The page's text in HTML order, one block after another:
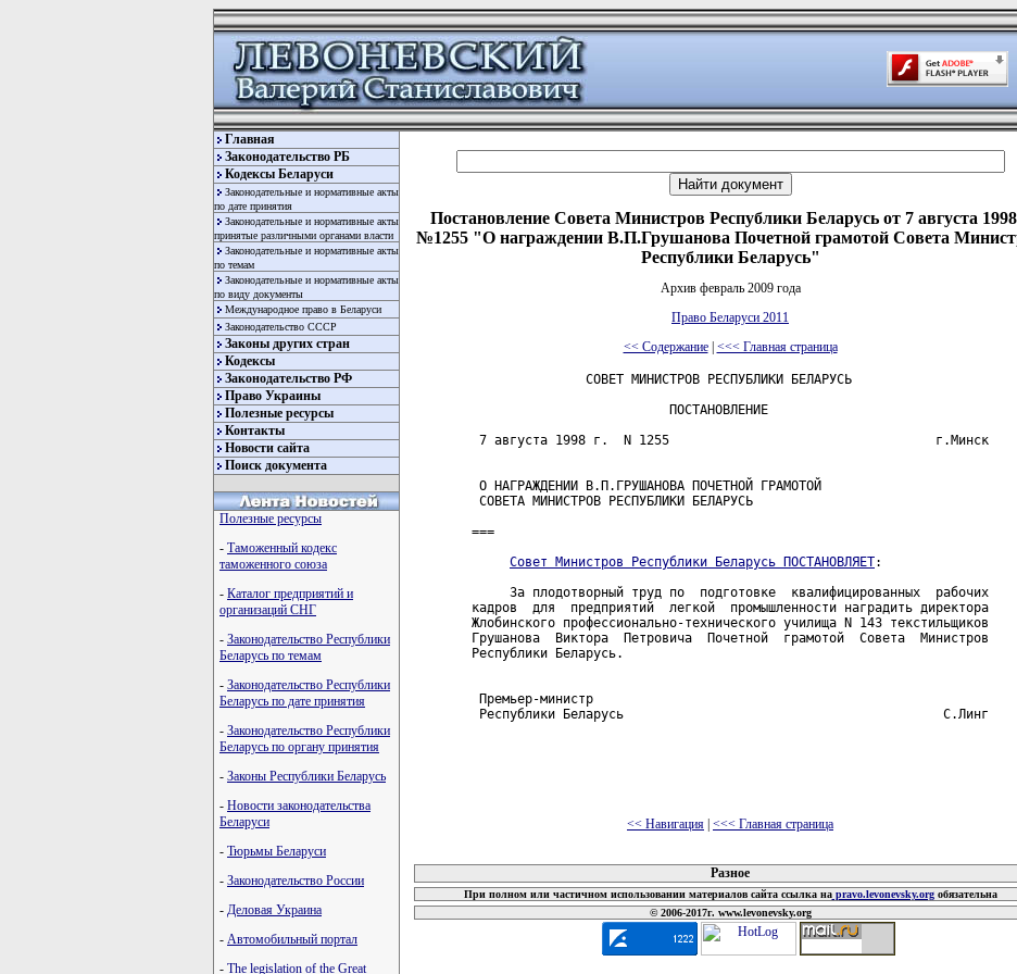
Главная
Законодательство РБ
Кодексы Беларуси
Законодательные и нормативные акты
по дате принятия
Законодательные и нормативные акты
принятые различными органами власти
Законодательные и нормативные акты
по темам
Законодательные и нормативные акты
по виду документы
Международное право в Беларуси
Законодательство СССР
Законы других стран
Кодексы
Законодательство РФ
Право Украины
Полезные ресурсы
Контакты
Новости сайта
Поиск документа
Полезные ресурсы
- Таможенный кодекс
таможенного союза
- Каталог предприятий и
организаций СНГ
- Законодательство Республики
Беларусь по темам
- Законодательство Республики
Беларусь по дате принятия
- Законодательство Республики
Беларусь по органу принятия
- Законы Республики Беларусь
- Новости законодательства
Беларуси
- Тюрьмы Беларуси
- Законодательство России
- Деловая Украина
- Автомобильный портал
- The legislation of the Great
Постановление Совета Министров Республики Беларусь от 7 августа 1998
№1255 "О награждении В.П.Грушанова Почетной грамотой Совета
Республики Беларусь"
Архив февраль 2009 года
Право Беларуси 2011
<< Содержание| <<< Главная страница
               СОВЕТ МИНИСТРОВ РЕСПУБЛИКИ БЕЛАРУСЬ
                          ПОСТАНОВЛЕНИЕ
7 августа 1998 г.  N 1255                                   г.Минск
О НАГРАЖДЕНИИ В.П.ГРУШАНОВА ПОЧЕТНОЙ ГРАМОТОЙ
СОВЕТА МИНИСТРОВ РЕСПУБЛИКИ БЕЛАРУСЬ
===
Совет Министров Республики Беларусь ПОСТАНОВЛЯЕТ:
     За плодотворный труд по  подготовке  квалифицированных  рабочих
кадров  для  предприятий  легкой  промышленности наградить директора
Жлобинского профессионально-технического училища N 143 текстильщиков
Грушанова  Виктора  Петровича  Почетной  грамотой  Совета  Министров
Республики Беларусь.
Премьер-министр
Республики Беларусь                                          С.Линг
<< Навигация <<< Главная страница
Разное
При полном или частичном использовании материалов сайта ссылка наpravo.levonevsky.orgобязательна
© 2006-2017г. www.levonevsky.org